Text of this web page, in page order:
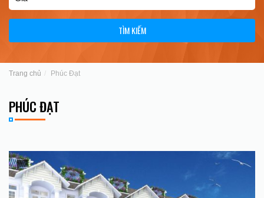
TÌM KIẾM
Trang chủ Phúc Đạt
PHÚC ĐẠT